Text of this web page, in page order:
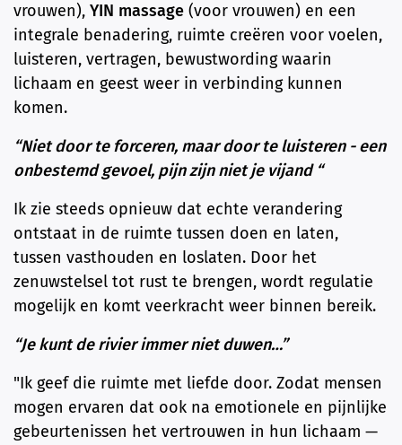
vrouwen), YIN massage (voor vrouwen) en een
integrale benadering, ruimte creëren voor voelen,
luisteren, vertragen, bewustwording waarin
lichaam en geest weer in verbinding kunnen
komen.
“Niet door te forceren, maar door te luisteren - een
onbestemd gevoel, pijn zijn niet je vijand “
Ik zie steeds opnieuw dat echte verandering
ontstaat in de ruimte tussen doen en laten,
tussen vasthouden en loslaten. Door het
zenuwstelsel tot rust te brengen, wordt regulatie
mogelijk en komt veerkracht weer binnen bereik.
“Je kunt de rivier immer niet duwen…”
"Ik geef die ruimte met liefde door. Zodat mensen
mogen ervaren dat ook na emotionele en pijnlijke
gebeurtenissen het vertrouwen in hun lichaam —